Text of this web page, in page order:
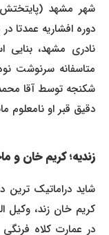
شهر مشهد (پایتختش)
دوره افشاریه عمدتا در
نادری مشهد، بنایی
متاسفانه سرنوشت نوه
شکنجه توسط آقا محمد
دقیق قبر او نامعلوم ماند.
زندیه؛ کریم خان و
شاید دراماتیک ترین
کریم خان زند، وکیل
در عمارت کلاه